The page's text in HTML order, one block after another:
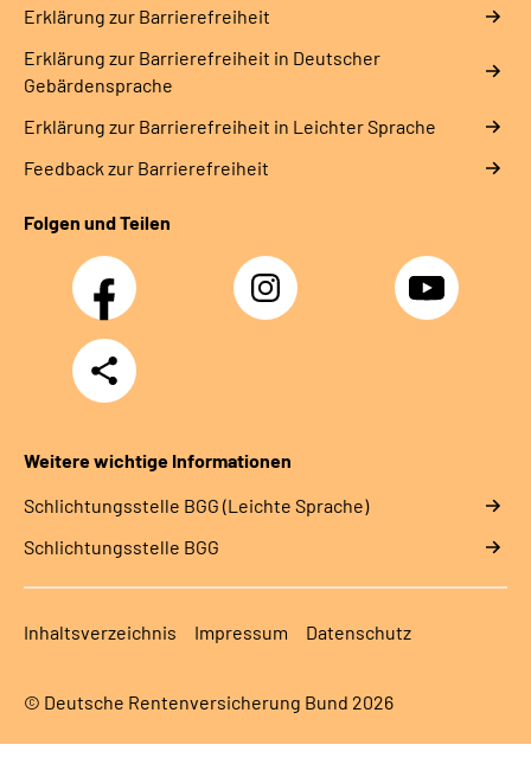
Erklärung zur Barrierefreiheit
Erklärung zur Barrierefreiheit in Deutscher
Gebärdensprache
Erklärung zur Barrierefreiheit in Leichter Sprache
Feedback zur Barrierefreiheit
Folgen und Teilen
Facebook Instagram YouTube
Teilen
Weitere wichtige Informationen
Schlich­tungs­stel­le BGG (Leichte Sprache)
Schlich­tungs­stel­le BGG
Inhaltsverzeichnis Impressum Datenschutz
© Deutsche Rentenversicherung Bund 2026